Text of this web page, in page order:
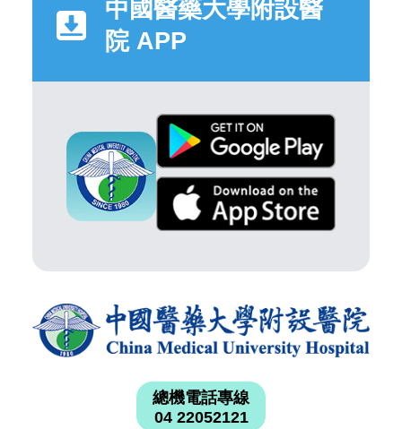
中國醫藥大學附設醫
院 APP
總機電話專線
04 22052121